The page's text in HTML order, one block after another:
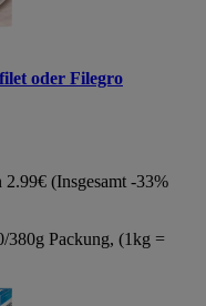
oder Filegro
2.99€ (Insgesamt -33%
380g Packung, (1kg =